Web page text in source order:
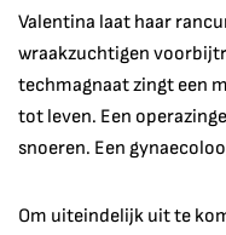
Valentina laat haar
wraakzuchtigen
techmagnaat zingt een
tot leven. Een
snoeren. Een
Om uiteindelijk uit te